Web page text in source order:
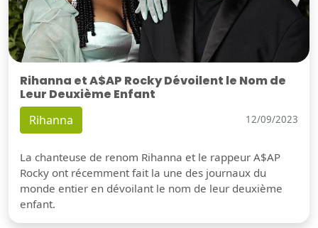
Rihanna et A$AP Rocky Dévoilent le Nom de
Leur Deuxième Enfant
Rihanna 12/09/2023
La chanteuse de renom Rihanna et le rappeur A$AP
Rocky ont récemment fait la une des journaux du
monde entier en dévoilant le nom de leur deuxième
enfant.